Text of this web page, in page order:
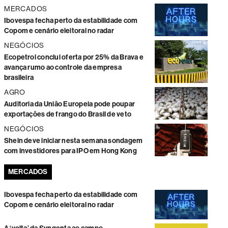
MERCADOS
Ibovespa fecha perto da estabilidade com
Copom e cenário eleitoral no radar
NEGÓCIOS
Ecopetrol conclui oferta por 25% da Brava e
avança rumo ao controle da empresa
brasileira
AGRO
Auditoria da União Europeia pode poupar
exportações de frango do Brasil de veto
NEGÓCIOS
Shein deve iniciar nesta semana sondagem
com investidores para IPO em Hong Kong
MERCADOS
Ibovespa fecha perto da estabilidade com
Copom e cenário eleitoral no radar